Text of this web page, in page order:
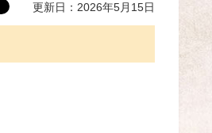
更新日：2026年5月15日